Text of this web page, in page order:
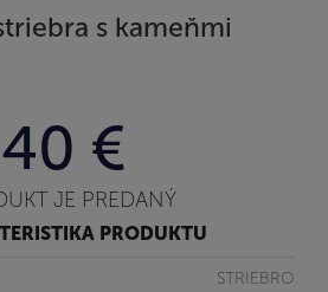
s kameňmi
40 €
JE PREDANÝ
PRODUKTU
STRIEBRO